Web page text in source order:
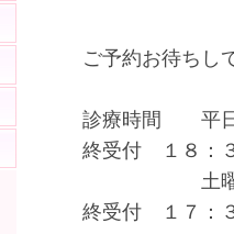
ご予約お待ちし
診療時間 平日
終受付 １８：
土曜 ９：
終受付 １７：